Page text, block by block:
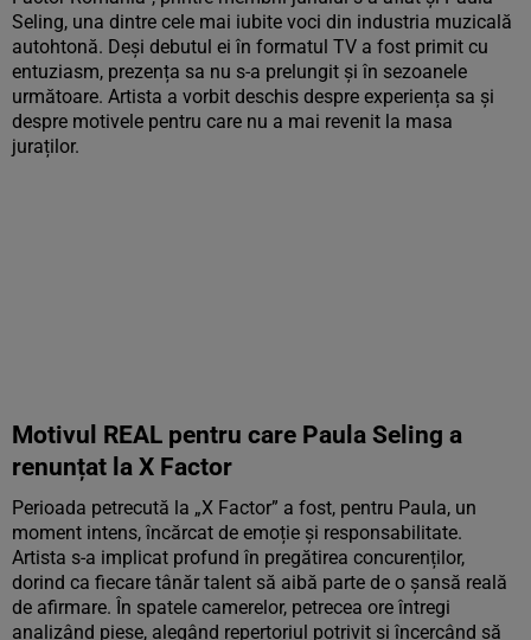
Seling, una dintre cele mai iubite voci din industria muzicală
autohtonă. Deși debutul ei în formatul TV a fost primit cu
entuziasm, prezența sa nu s-a prelungit și în sezoanele
următoare. Artista a vorbit deschis despre experiența sa și
despre motivele pentru care nu a mai revenit la masa
juraților.
Motivul REAL pentru care Paula Seling a
renunțat la X Factor
Perioada petrecută la „X Factor” a fost, pentru Paula, un
moment intens, încărcat de emoție și responsabilitate.
Artista s-a implicat profund în pregătirea concurenților,
dorind ca fiecare tânăr talent să aibă parte de o șansă reală
de afirmare. În spatele camerelor, petrecea ore întregi
analizând piese, alegând repertoriul potrivit și încercând să